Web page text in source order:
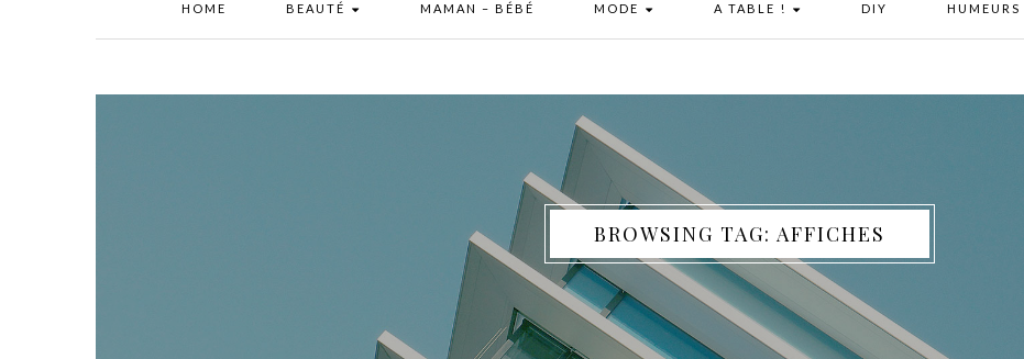
HOME BEAUTÉ MAMAN – BÉBÉ MODE A TABLE ! DIY HUMEURS
BROWSING TAG: AFFICHES